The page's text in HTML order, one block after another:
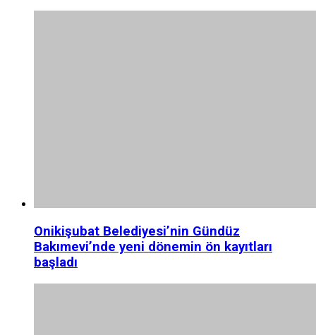
Onikişubat Belediyesi’nin Gündüz
Bakımevi’nde yeni dönemin ön kayıtları
başladı